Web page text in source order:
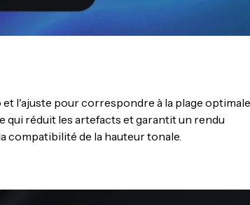
l'ajuste pour correspondre à la plage
qui réduit les artefacts et garantit un rendu
compatibilité de la hauteur tonale.